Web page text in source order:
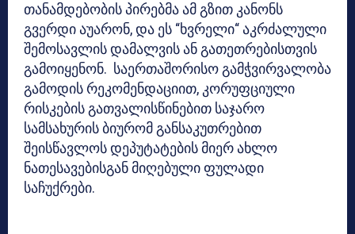
თანამდებობის პირებმა ამ გზით კანონს
გვერდი აუარონ, და ეს “ხვრელი“ აკრძალული
შემოსავლის დამალვის ან გათეთრებისთვის
გამოიყენონ. საერთაშორისო გამჭვირვალობა
გამოდის რეკომენდაციით, კორუფციული
რისკების გათვალისწინებით საჯარო
სამსახურის ბიურომ განსაკუთრებით
შეისწავლოს დეპუტატების მიერ ახლო
ნათესავებისგან მიღებული ფულადი
საჩუქრები.